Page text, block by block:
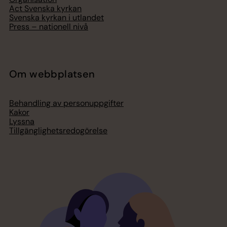
Act Svenska kyrkan
Svenska kyrkan i utlandet
Press – nationell nivå
Om webbplatsen
Behandling av personuppgifter
Kakor
Lyssna
Tillgänglighetsredogörelse